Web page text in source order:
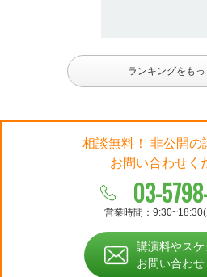
ランキングをも
相談無料！ 非公開の
お問い合わせく
03-
営業時間：
講演料やス
お問い合わせ